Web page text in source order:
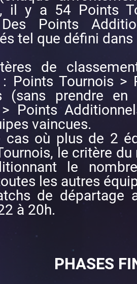
il y a 54 Points
Points
tel que défini
de
Points Tournois >
(sans prendre
Points
vaincues.
cas où plus de 2
le critère
le
les autres
de départage
à 20h.
PHASES